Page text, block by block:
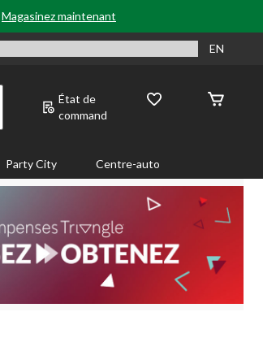
Magasinez maintenant
EN
État de
command
Party City Centre-auto